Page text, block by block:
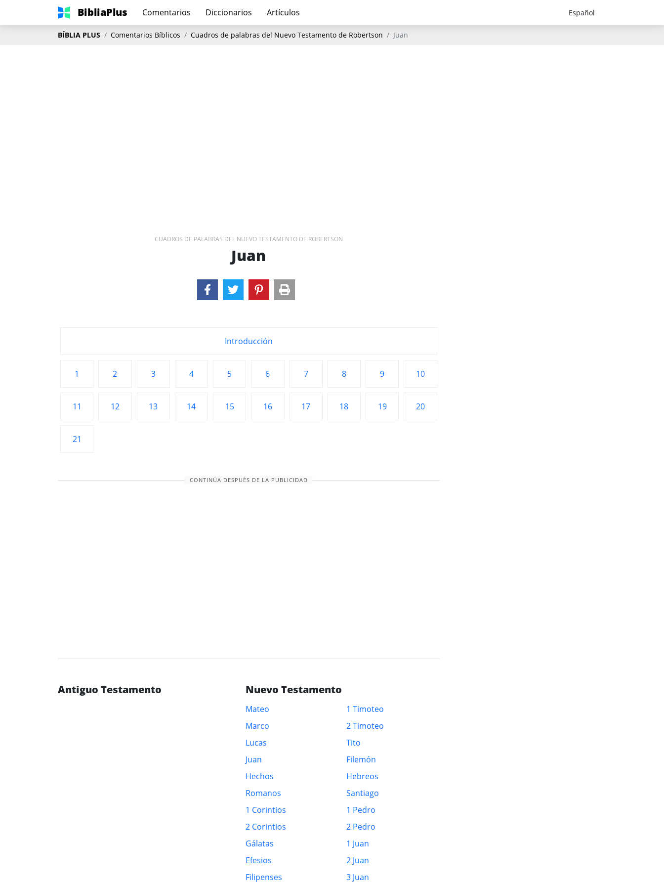
BibliaPlus Comentarios Diccionarios Artículos
BÍBLIA PLUS Comentarios Bíblicos Cuadros de palabras del Nuevo Testamento de Robertson Juan
CUADROS DE PALABRAS DEL NUEVO TESTAMENTO DE ROBERTSON
Juan
Introducción
1 2 3 4 5 6 7 8 9 10
11 12 13 14 15 16 17 18 19 20
21
CONTINÚA DESPUÉS DE LA PUBLICIDAD
Antiguo Testamento Nuevo Testamento
Mateo
Marco
Lucas
Juan
Hechos
Romanos
1 Corintios
2 Corintios
Gálatas
Efesios
Filipenses
1 Timoteo
2 Timoteo
Tito
Filemón
Hebreos
Santiago
1 Pedro
2 Pedro
1 Juan
2 Juan
3 Juan